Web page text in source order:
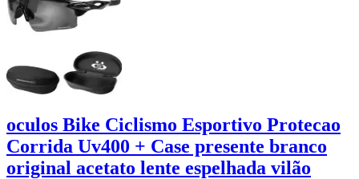
oculos Bike Ciclismo Esportivo Protecao
Corrida Uv400 + Case presente branco
original acetato lente espelhada vilão